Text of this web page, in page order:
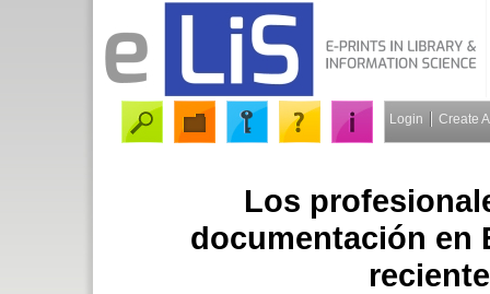
Login Create
Los
documentación en